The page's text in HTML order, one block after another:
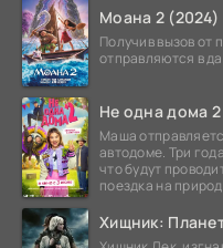
Моана 2 (2024)
Получив вызов от
отправляются в
Не одна дома
Маша
автодоме. Три
что будут
поездка на
Хищник: